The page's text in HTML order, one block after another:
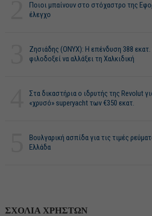
Ποιοι μπαίνουν στο στόχαστρο της
έλεγχο
Ζησιάδης (ONYX): Η επένδυση 388
φιλοδοξεί να αλλάξει τη Χαλκιδική
Στα δικαστήρια ο ιδρυτής της Revolut
«χρυσό» superyacht των €350 εκατ.
Βουλγαρική ασπίδα για τις τιμές
Ελλάδα
ΣΧΟΛΙΑ ΧΡΗΣΤΩΝ